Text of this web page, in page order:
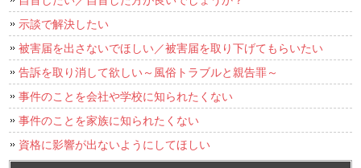
示談で解決したい
被害届を出さないでほしい／被害届を取り下げてもらいたい
告訴を取り消して欲しい～風俗トラブルと親告罪～
事件のことを会社や学校に知られたくない
事件のことを家族に知られたくない
資格に影響が出ないようにしてほしい